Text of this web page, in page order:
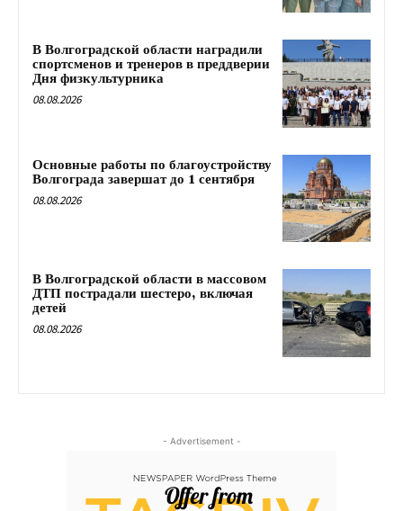
В Волгоградской области наградили
спортсменов и тренеров в преддверии
Дня физкультурника
08.08.2026
Основные работы по благоустройству
Волгограда завершат до 1 сентября
08.08.2026
В Волгоградской области в массовом
ДТП пострадали шестеро, включая
детей
08.08.2026
- Advertisement -